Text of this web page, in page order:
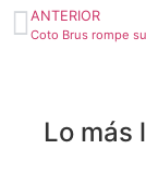
ANTERIOR
Lo más